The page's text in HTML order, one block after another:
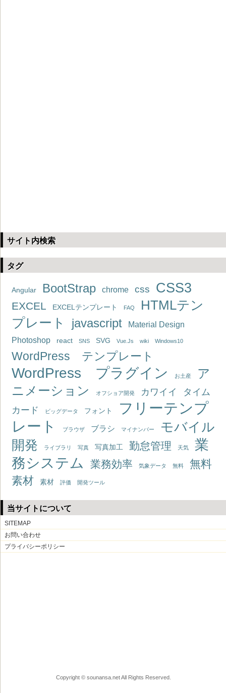
サイト内検索
タグ
Angular BootStrap chrome css CSS3
EXCEL EXCELテンプレート FAQ
HTMLテン
プレート
javascript
Material Design
Photoshop
react SNS SVG Vue.Js wiki Windows10
WordPress テンプレート
WordPress プラグイン お土産
ア
ニメーション
オフショア開発 カワイイ
タイム
カード
ビッグデータ フォント
フリーテンプ
レート
ブラウザ ブラシ マイナンバー
モバイル
開発
ライブラリ 写真 写真加工 勤怠管理 天気
業
務システム
業務効率 気象データ 無料
無料
素材
素材 評価 開発ツール
当サイトについて
SITEMAP
お問い合わせ
プライバシーポリシー
Copyright © sounansa.net All Rights Reserved.